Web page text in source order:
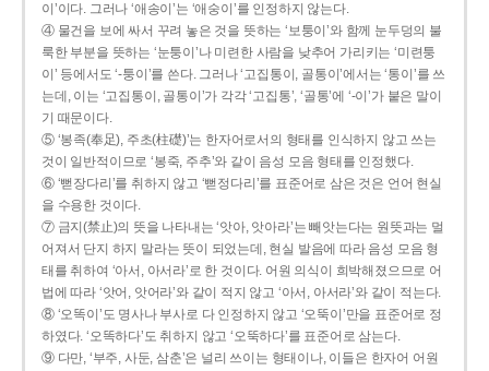
이’이다. 그러나 ‘애송이’는 ‘애숭이’를 인정하지 않는다.
④ 물건을 보에 싸서 꾸려 놓은 것을 뜻하는 ‘보퉁이’와 함께 눈두덩의 불
룩한 부분을 뜻하는 ‘눈퉁이’나 미련한 사람을 낮추어 가리키는 ‘미련퉁
이’ 등에서도 ‘-퉁이’를 쓴다. 그러나 ‘고집통이, 골통이’에서는 ‘통이’를 쓰
는데, 이는 ‘고집통이, 골통이’가 각각 ‘고집통’, ‘골통’에 ‘-이’가 붙은 말이
기 때문이다.
⑤ ‘봉족(奉足), 주초(柱礎)’는 한자어로서의 형태를 인식하지 않고 쓰는
것이 일반적이므로 ‘봉죽, 주추’와 같이 음성 모음 형태를 인정했다.
⑥ ‘뻗장다리’를 취하지 않고 ‘뻗정다리’를 표준어로 삼은 것은 언어 현실
을 수용한 것이다.
⑦ 금지(禁止)의 뜻을 나타내는 ‘앗아, 앗아라’는 빼앗는다는 원뜻과는 멀
어져서 단지 하지 말라는 뜻이 되었는데, 현실 발음에 따라 음성 모음 형
태를 취하여 ‘아서, 아서라’로 한 것이다. 어원 의식이 희박해졌으므로 어
법에 따라 ‘앗어, 앗어라’와 같이 적지 않고 ‘아서, 아서라’와 같이 적는다.
⑧ ‘오똑이’도 명사나 부사로 다 인정하지 않고 ‘오뚝이’만을 표준어로 정
하였다. ‘오똑하다’도 취하지 않고 ‘오뚝하다’를 표준어로 삼는다.
⑨ 다만, ‘부주, 사둔, 삼춘’은 널리 쓰이는 형태이나, 이들은 한자어 어원